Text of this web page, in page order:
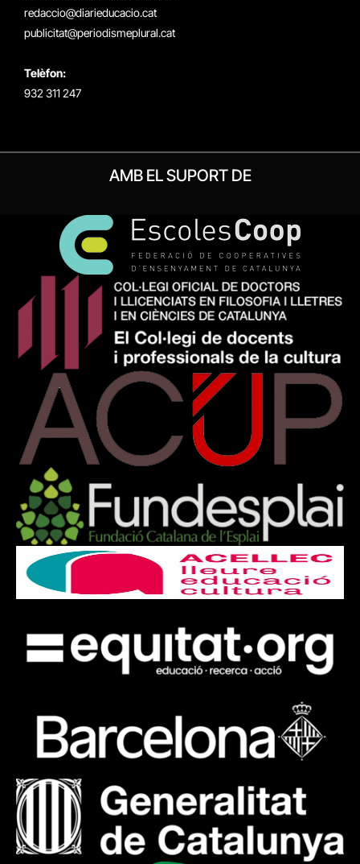
redaccio@diarieducacio.cat
publicitat@periodismeplural.cat
Telèfon:
932 311 247
AMB EL SUPORT DE